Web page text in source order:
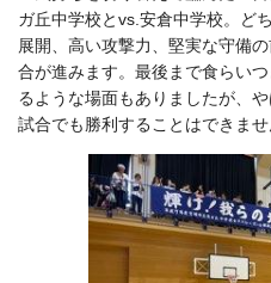
ガ丘中学校とvs.安倉中学校。ど
展開、高い攻撃力、堅実な守備
合が進みます。最後まで食らい
るような場面もありましたが、
試合でも勝利することはできませ